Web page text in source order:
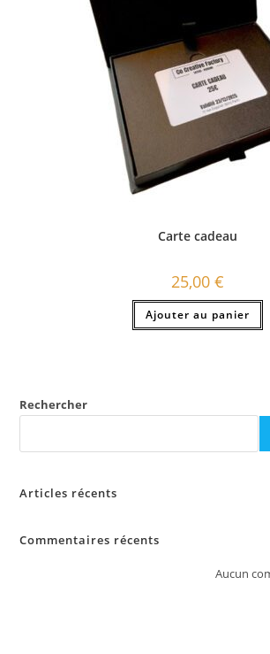
Carte cadeau
25,00 €
Ajouter au panier
Rechercher
Articles récents
Commentaires récents
Aucun